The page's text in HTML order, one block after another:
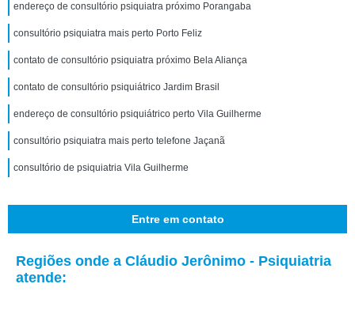
endereço de consultório psiquiatra próximo Porangaba
consultório psiquiatra mais perto Porto Feliz
contato de consultório psiquiatra próximo Bela Aliança
contato de consultório psiquiátrico Jardim Brasil
endereço de consultório psiquiátrico perto Vila Guilherme
consultório psiquiatra mais perto telefone Jaçanã
consultório de psiquiatria Vila Guilherme
Entre em contato
Regiões onde a Cláudio Jerônimo - Psiquiatria
atende: